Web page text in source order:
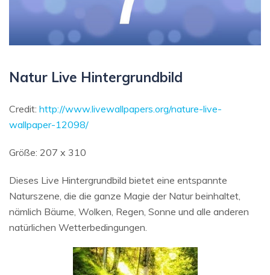
Natur Live Hintergrundbild
Credit: http://www.livewallpapers.org/nature-live-
wallpaper-12098/
Größe: 207 x 310
Dieses Live Hintergrundbild bietet eine entspannte
Naturszene, die die ganze Magie der Natur beinhaltet,
nämlich Bäume, Wolken, Regen, Sonne und alle anderen
natürlichen Wetterbedingungen.